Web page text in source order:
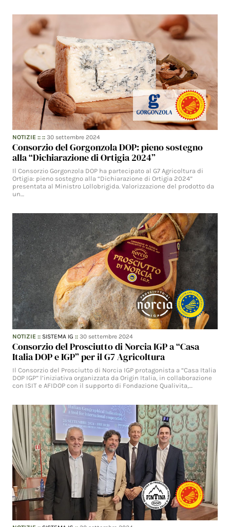
NOTIZIE :: ::30 settembre 2024
Consorzio del Gorgonzola DOP: pieno sostegno
alla “Dichiarazione di Ortigia 2024”
Il Consorzio Gorgonzola DOP ha partecipato al G7 Agricoltura di
Ortigia: pieno sostegno alla “Dichiarazione di Ortigia 2024”
presentata al Ministro Lollobrigida. Valorizzazione del prodotto da
un…
NOTIZIE :: SISTEMA IG ::30 settembre 2024
Consorzio del Prosciutto di Norcia IGP a “Casa
Italia DOP e IGP” per il G7 Agricoltura
Il Consorzio del Prosciutto di Norcia IGP protagonista a “Casa Italia
DOP IGP” l’iniziativa organizzata da Origin Italia, in collaborazione
con ISIT e AFIDOP con il supporto di Fondazione Qualivita,…